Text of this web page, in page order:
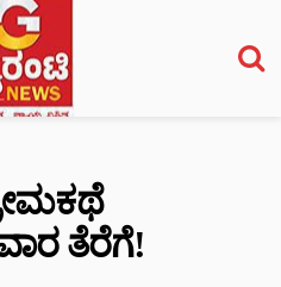
ತೆರೆಗೆ!